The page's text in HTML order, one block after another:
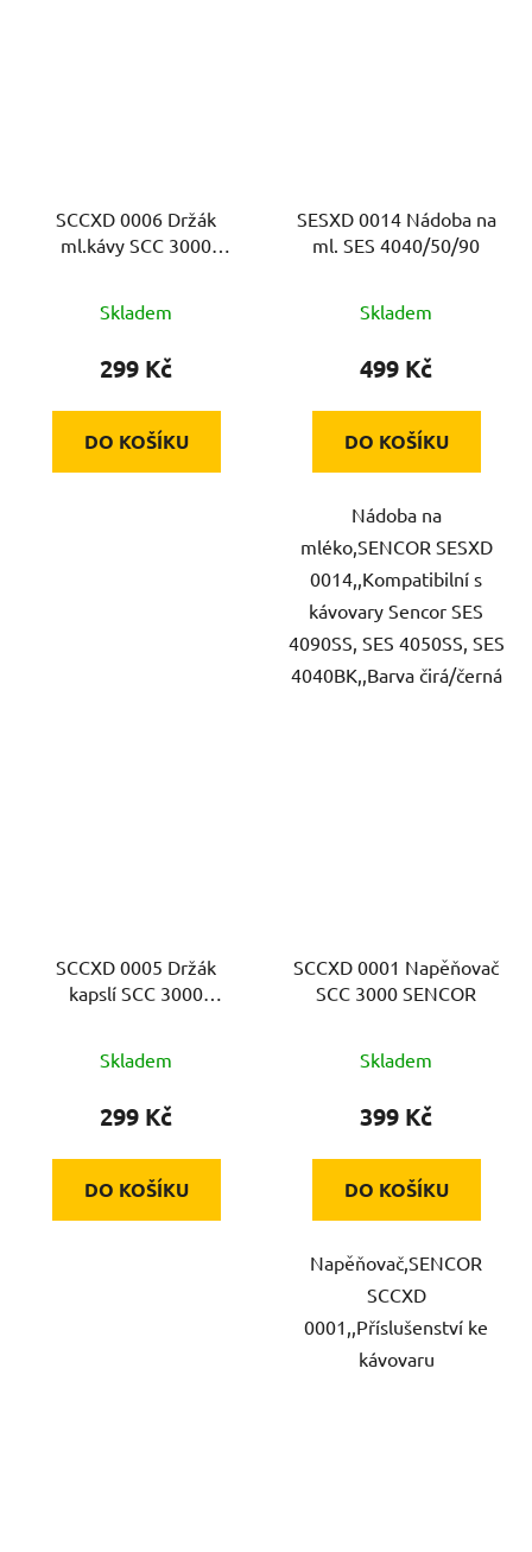
SCCXD 0006 Držák
ml.kávy SCC 3000
Skladem
299 Kč
DO KOŠÍKU
SESXD 0014 Nádoba na
ml. SES 4040/50/90
Skladem
499 Kč
DO KOŠÍKU
Nádoba na
mléko,SENCOR SESXD
0014,,Kompatibilní s
kávovary Sencor SES
4090SS, SES 4050SS, SES
4040BK,,Barva čirá/černá
SCCXD 0005 Držák
kapslí SCC 3000
Skladem
299 Kč
DO KOŠÍKU
SCCXD 0001 Napěňovač
SCC 3000 SENCOR
Skladem
399 Kč
DO KOŠÍKU
Napěňovač,SENCOR
SCCXD
0001,,Příslušenství ke
kávovaru